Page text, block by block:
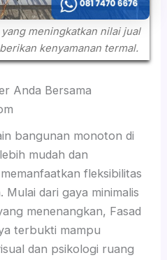
meningkatkan nilai jual
kenyamanan termal.
Anda Bersama
bangunan monoton di
mudah dan
fleksibilitas
dari gaya minimalis
menenangkan, Fasad
terbukti mampu
dan psikologi ruang